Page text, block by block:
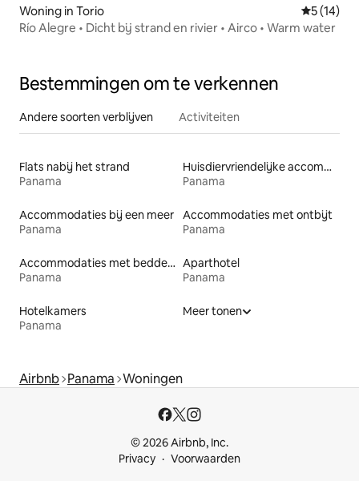
Woning in Torio
5 (14)
Río Alegre • Dicht bij strand en rivier • Airco • Warm water
Bestemmingen om te verkennen
Andere soorten verblijven Activiteiten
Flats nabij het strand
Panama
Huisdiervriendelijke accommodaties
Panama
Accommodaties bij een meer
Panama
Accommodaties met ontbijt
Panama
Accommodaties met bedden op toegankelijke hoogte
Panama
Aparthotel
Panama
Hotelkamers
Panama
Meer tonen
Airbnb Panama Woningen
© 2026 Airbnb, Inc.
Privacy
Voorwaarden